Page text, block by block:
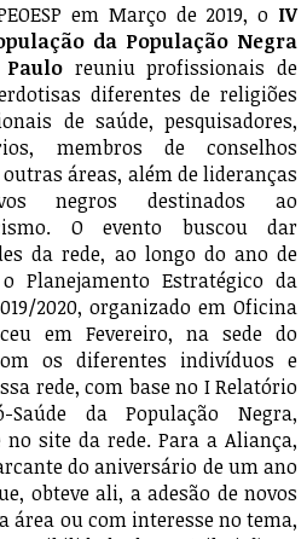
em Março de 2019, o IV
da População Negra
reuniu profissionais de
diferentes de religiões
de saúde, pesquisadores,
membros de conselhos
áreas, além de lideranças
negros destinados ao
O evento buscou dar
da rede, ao longo do ano de
Planejamento Estratégico da
2020, organizado em Oficina
em Fevereiro, na sede do
os diferentes indivíduos e
rede, com base no I Relatório
da População Negra,
site da rede. Para a Aliança,
do aniversário de um ano
obteve ali, a adesão de novos
área ou com interesse no tema,